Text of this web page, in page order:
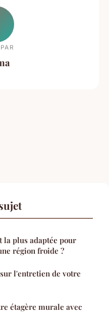
la plus adaptée pour
région froide ?
l'entretien de votre
étagère murale avec